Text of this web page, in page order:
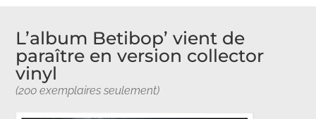
L’album Betibop’ vient de
paraître en version collector
vinyl
(200 exemplaires seulement)